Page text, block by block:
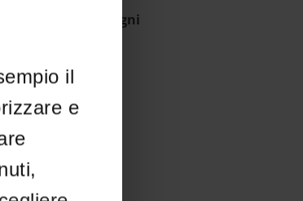
il
e
affidamento assegni